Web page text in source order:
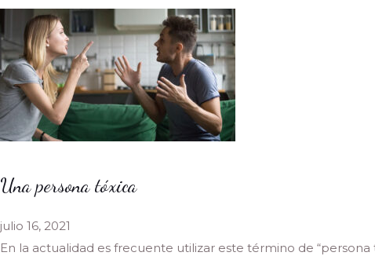
Una persona tóxica
julio 16, 2021
En la actualidad es frecuente utilizar este término de “persona